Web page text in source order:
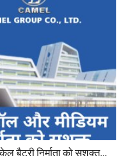
बैटरी निर्माता को सशक्त...